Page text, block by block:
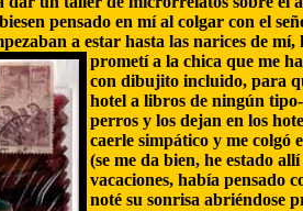
pensado en mí al colgar con el
a estar hasta las narices de
prometí a la chica que me
con dibujito incluido, para
hotel a libros de ningún
perros y los dejan en los
caerle simpático y me colgó
(se me da bien, he estado
vacaciones, había pensado
noté su sonrisa abriéndose